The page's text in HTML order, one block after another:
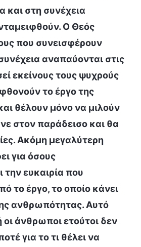
και στη συνέχεια
Ο Θεός
που συνεισφέρουν
αναπαύονται στις
εκείνους τους ψυχρούς
το έργο της
θέλουν μόνο να μιλούν
στον παράδεισο και θα
Ακόμη μεγαλύτερη
για όσους
την ευκαιρία που
το έργο, το οποίο κάνει
ανθρωπότητας. Αυτό
οι άνθρωποι ετούτοι δεν
για το τι θέλει να